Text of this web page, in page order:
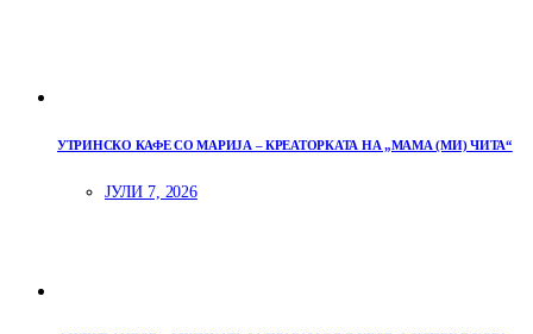
УТРИНСКО КАФЕ СО МАРИЈА – КРЕАТОРКАТА НА „МАМА (МИ) ЧИТА“
ЈУЛИ 7, 2026